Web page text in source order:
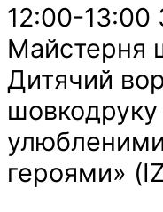
12:00-13:00
Майстерня
Дитячий
героями»